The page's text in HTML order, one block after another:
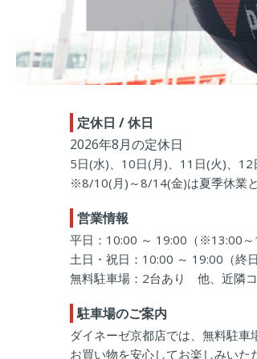
定休日 / 休日
2026年8月の定休日
5日(水)、10日(月)、11日(火)、
※8/10(月)～8/14(金)は夏季休業と
営業情報
平日：10:00 ～ 19:00（※13:00～
土日・祝日：10:00 ～ 19:00（終日
無料駐車場：2台あり 他、近隣
駐車場のご案内
ダイネーゼ京都店では、無料駐車
お買い物を安心してお楽しみいた